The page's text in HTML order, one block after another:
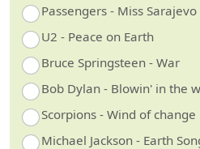
Passengers - Miss Sarajevo
U2 - Peace on Earth
Bruce Springsteen - War
Bob Dylan - Blowin' in the
Scorpions - Wind of change
Michael Jackson - Earth